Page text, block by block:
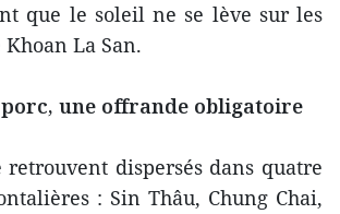
que le soleil ne se lève sur les
La San.
une offrande obligatoire
retrouvent dispersés dans quatre
: Sin Thâu, Chung Chai,